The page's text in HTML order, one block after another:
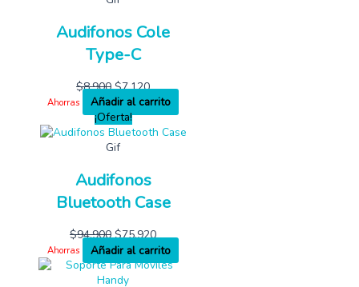
Audifonos Cole
Type-C
$8,900 $7,120
Ahorras
Añadir al carrito
¡Oferta!
Gif
Audifonos
Bluetooth Case
$94,900 $75,920
Ahorras Añadir al carrito